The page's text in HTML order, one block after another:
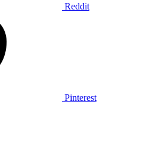
Reddit
Pinterest